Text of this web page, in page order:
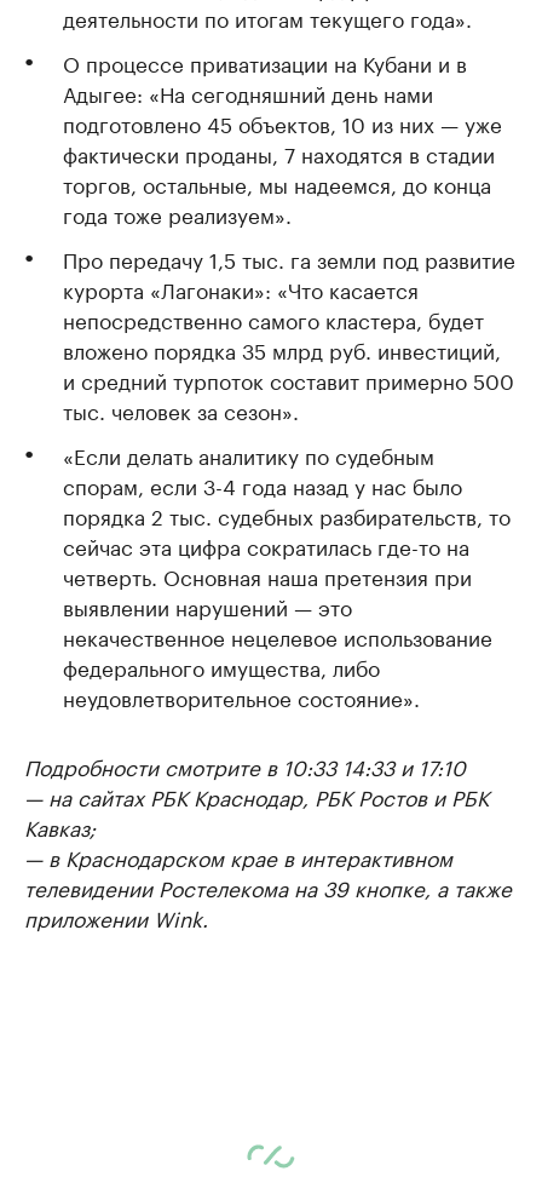
деятельности по итогам текущего года».
О процессе приватизации на Кубани и в
Адыгее: «На сегодняшний день нами
подготовлено 45 объектов, 10 из них — уже
фактически проданы, 7 находятся в стадии
торгов, остальные, мы надеемся, до конца
года тоже реализуем».
Про передачу 1,5 тыс. га земли под развитие
курорта «Лагонаки»: «Что касается
непосредственно самого кластера, будет
вложено порядка 35 млрд руб. инвестиций,
и средний турпоток составит примерно 500
тыс. человек за сезон».
«Если делать аналитику по судебным
спорам, если 3-4 года назад у нас было
порядка 2 тыс. судебных разбирательств, то
сейчас эта цифра сократилась где-то на
четверть. Основная наша претензия при
выявлении нарушений — это
некачественное нецелевое использование
федерального имущества, либо
неудовлетворительное состояние».
Подробности смотрите в 10:33 14:33 и 17:10
— на сайтах РБК Краснодар, РБК Ростов и РБК
Кавказ;
— в Краснодарском крае в интерактивном
телевидении Ростелекома на 39 кнопке, а также
приложении Wink.